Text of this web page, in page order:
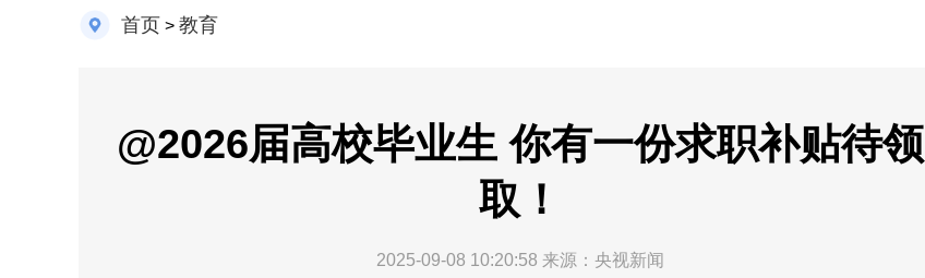
首页 > 教育
@2026届高校毕业生 你有一份求职补贴待领
取！
2025-09-08 10:20:58 来源：央视新闻